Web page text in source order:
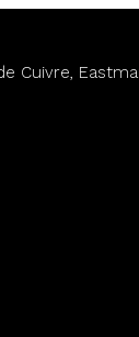
Cuivre,